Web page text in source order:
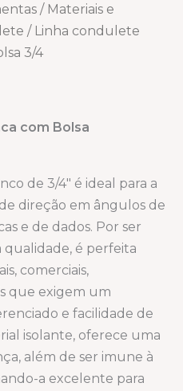
/ Materiais e
/ Linha condulete
3/4
com Bolsa
de 3/4″ é ideal para a
direção em ângulos de
e de dados. Por ser
qualidade, é perfeita
comerciais,
que exigem um
e facilidade de
isolante, oferece uma
além de ser imune à
a excelente para